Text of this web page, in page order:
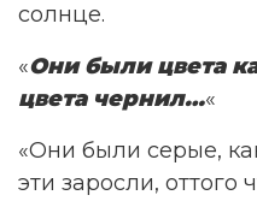
солнце.
«Они были цвета
цвета чернил…«
«Они были серые,
эти заросли, оттого